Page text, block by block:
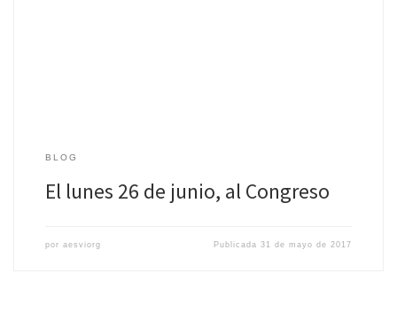
BLOG
El lunes 26 de junio, al Congreso
por aesviorg Publicada31 de mayo de 2017